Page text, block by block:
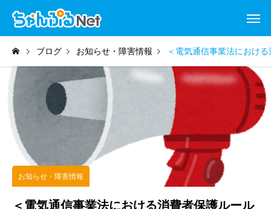
ブログ お知らせ・障害情報 ＜電気通信事業法におけ
お知らせ・障害情報
＜電気通信事業法における消費者保護ルール